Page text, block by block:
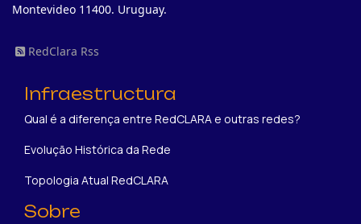
Montevideo 11400. Uruguay.
RedClara Rss
Infraestructura
Qual é a diferença entre RedCLARA e outras redes?
Evolução Histórica da Rede
Topologia Atual RedCLARA
Sobre